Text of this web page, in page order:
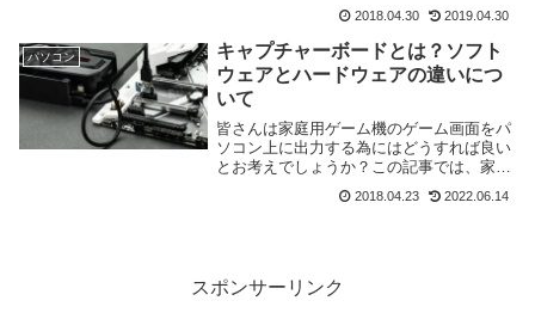
選ぶ際に良く見る事になる単語、キャプチ
ャーボードの映像の綺麗さやその滑らかさ
を决める「解像度」や「FPS」について簡
単に解説したいと思います。
2018.04.30 2019.04.30
パソコン
キャプチャーボードとは？ソフト
ウェアとハードウェアの違いにつ
いて
皆さんは家庭用ゲーム機のゲーム画面をパ
ソコン上に出力する為にはどうすれば良い
とお考えでしょうか？この記事では、家庭
面を出力する為に必須のアイテム「キャプ
2018.04.23 2022.06.14
スポンサーリンク